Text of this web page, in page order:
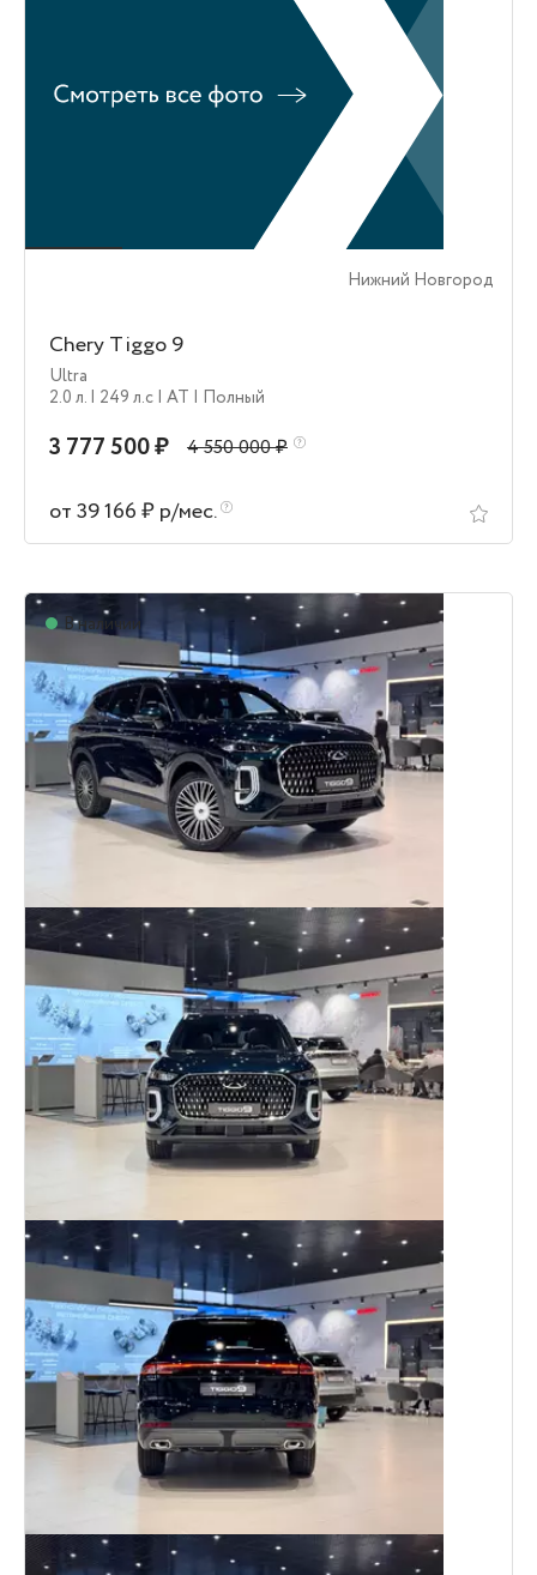
Нижний Новгород
Chery Tiggo 9
Ultra
2.0 л. | 249 л.c | AT | Полный
3 777 500 ₽ 4 550 000 ₽
от 39 166 ₽ р/мес.
В наличии